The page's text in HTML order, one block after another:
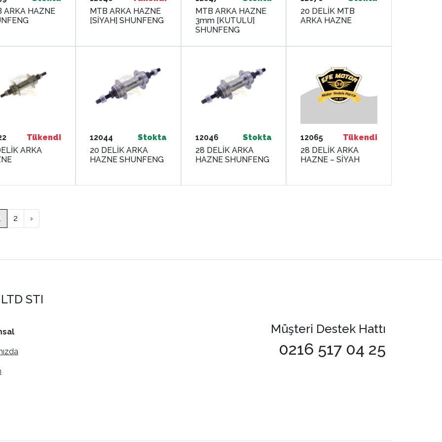
ARKA HAZNE
MTB ARKA HAZNE
[SİYAH] SHUNFENG
MTB ARKA HAZNE
3mm [KUTULU]
SHUNFENG
20 DELİK MTB
ARKA HAZNE
Tükendi
ARKA
12044
Stokta
20 DELİK ARKA
HAZNE SHUNFENG
12046
Stokta
28 DELİK ARKA
HAZNE SHUNFENG
12065
Tükendi
28 DELİK ARKA
HAZNE – SİYAH
2 ›
STI
Müşteri Destek Hattı
0216 517 04 25